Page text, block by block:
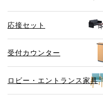
応接セット
受付カウンター
ロビー・エントランス家具